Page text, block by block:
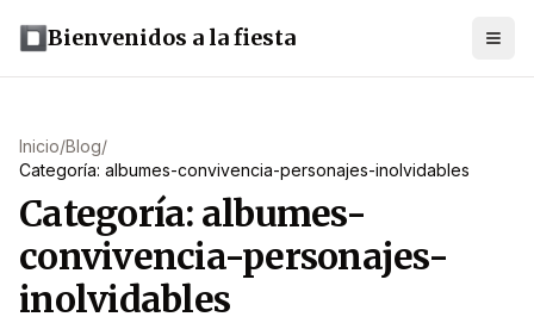
Bienvenidos a la fiesta
Inicio/Blog/
Categoría: albumes-convivencia-personajes-inolvidables
Categoría: albumes-
convivencia-personajes-
inolvidables